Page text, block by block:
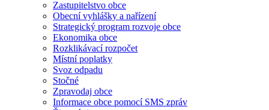
Zastupitelstvo obce
Obecní vyhlášky a nařízení
Strategický program rozvoje obce
Ekonomika obce
Rozklikávací rozpočet
Místní poplatky
Svoz odpadu
Stočné
Zpravodaj obce
Informace obce pomocí SMS zpráv